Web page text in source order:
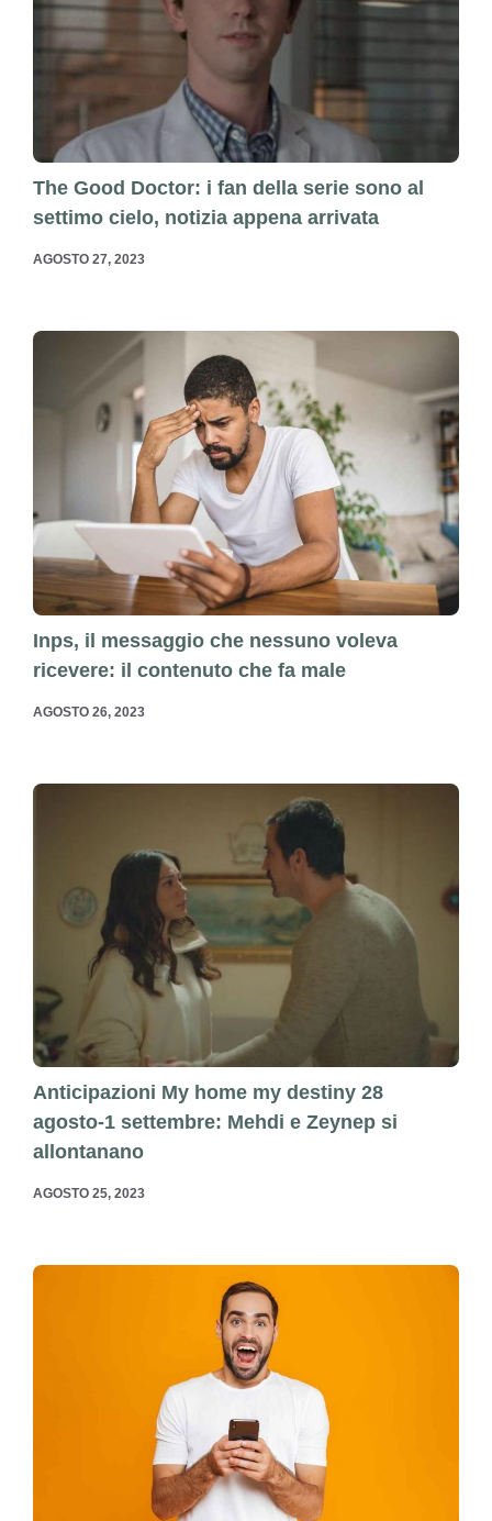
The Good Doctor: i fan della serie sono al
settimo cielo, notizia appena arrivata
AGOSTO 27, 2023
Inps, il messaggio che nessuno voleva
ricevere: il contenuto che fa male
AGOSTO 26, 2023
Anticipazioni My home my destiny 28
agosto-1 settembre: Mehdi e Zeynep si
allontanano
AGOSTO 25, 2023